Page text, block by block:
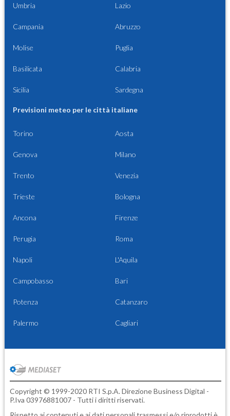
Umbria Lazio
Campania Abruzzo
Molise Puglia
Basilicata Calabria
Sicilia Sardegna
Previsioni meteo per le città italiane
Torino Aosta
Genova Milano
Trento Venezia
Trieste Bologna
Ancona Firenze
Perugia Roma
Napoli L'Aquila
Campobasso Bari
Potenza Catanzaro
Palermo Cagliari
Copyright © 1999-2020 RTI S.p.A. Direzione Business Digital -
P.Iva 03976881007 - Tutti i diritti riservati.